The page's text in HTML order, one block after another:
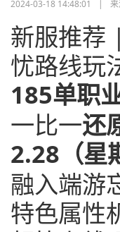
2024-03-18 14:48:01 |
新服推
忧路线玩
185单职
一比一还
2.28（星
融入端游
特色属性